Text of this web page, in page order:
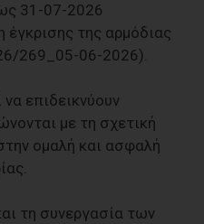
31-07-2026
της αρμόδιας
269_05-06-2026).
επιδεικνύουν
με τη σχετική
ομαλή και ασφαλή
τη συνεργασία των